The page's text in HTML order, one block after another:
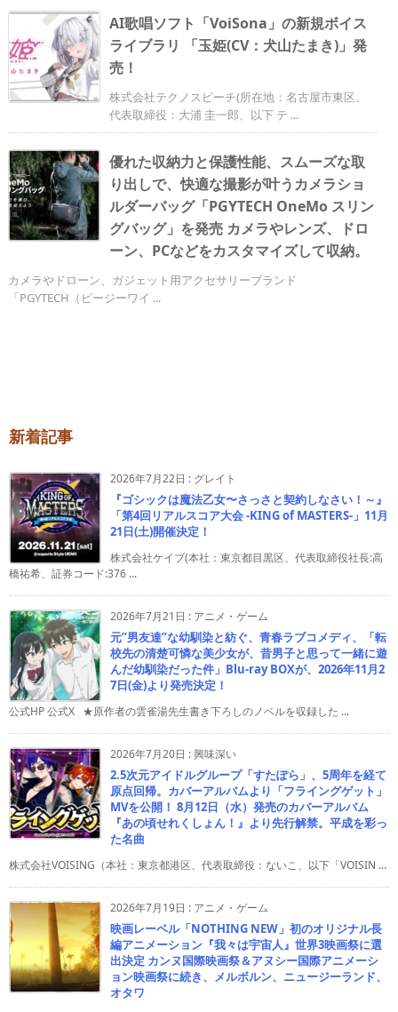
AI歌唱ソフト「VoiSona」の新規ボイス
ライブラリ 「玉姫(CV：犬山たまき)」発
売！
株式会社テクノスピーチ(所在地：名古屋市東区、
代表取締役：大浦 圭一郎、以下 テ ...
優れた収納力と保護性能、スムーズな取
り出しで、快適な撮影が叶うカメラショ
ルダーバッグ「PGYTECH OneMo スリン
グバッグ」を発売 カメラやレンズ、ドロ
ーン、PCなどをカスタマイズして収納。
カメラやドローン、ガジェット用アクセサリーブランド
「PGYTECH（ピージーワイ ...
新着記事
2026年7月22日 : グレイト
『ゴシックは魔法乙女〜さっさと契約しなさい！～』
「第4回リアルスコア大会 -KING of MASTERS-」11月
21日(土)開催決定！
株式会社ケイブ(本社：東京都目黒区、代表取締役社長:高
橋祐希、証券コード:376 ...
2026年7月21日 : アニメ・ゲーム
元”男友達”な幼馴染と紡ぐ、青春ラブコメディ、「転
校先の清楚可憐な美少女が、昔男子と思って一緒に遊
んだ幼馴染だった件」Blu-ray BOXが、2026年11月2
7日(金)より発売決定！
公式HP 公式X ★原作者の雲雀湯先生書き下ろしのノベルを収録した ...
2026年7月20日 :興味深い
2.5次元アイドルグループ「すたぽら」、5周年を経て
原点回帰。カバーアルバムより「フライングゲット」
MVを公開！ 8月12日（水）発売のカバーアルバム
『あの頃せれくしょん！』より先行解禁。平成を彩っ
た名曲
株式会社VOISING（本社：東京都港区、代表取締役：ないこ、以下「VOISIN ...
2026年7月19日 : アニメ・ゲーム
映画レーベル「NOTHING NEW」初のオリジナル長
編アニメーション『我々は宇宙人』世界3映画祭に選
出決定 カンヌ国際映画祭＆アヌシー国際アニメーシ
ョン映画祭に続き、メルボルン、ニュージーランド、
オタワ